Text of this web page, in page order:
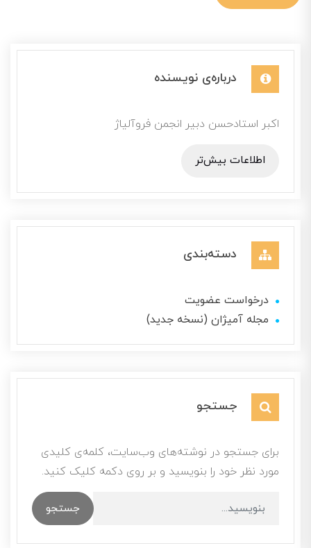
درباره‌ی نویسنده
اکبر استادحسن دبیر انجمن فروآلیاژ
اطلاعات بیش‌تر
دسته‌بندی
درخواست عضویت
مجله آمیژان (نسخه جدید)
جستجو
برای جستجو در نوشته‌های وب‌سایت، کلمه‌ی کلیدی
مورد نظر خود را بنویسید و بر روی دکمه کلیک کنید.
جستجو